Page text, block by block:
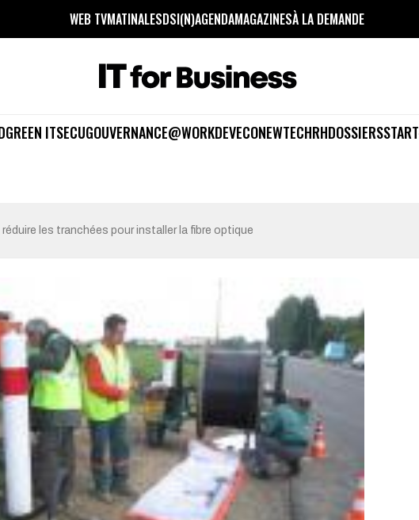
WEB TVMATINALESDSI(N)AGENDAMAGAZINESÀ LA DEMANDE
GREEN ITSECUGOUVERNANCE@WORKDEVECONEWTECHRHDOSSIERS
réduire les tranchées pour installer la fibre optique